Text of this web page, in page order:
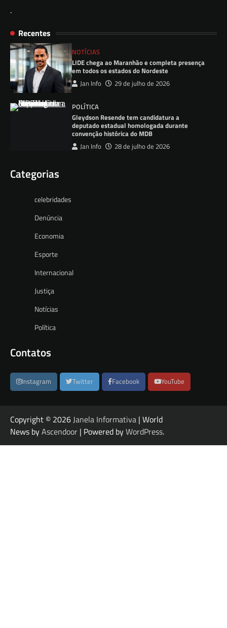
.
Recentes
NOTÍCIAS
LIDE chega ao Maranhão e completa presença
em todos os estados do Nordeste
Jan Info 29 de julho de 2026
POLÍTICA
Gleydson Resende tem candidatura a
deputado estadual homologada durante
convenção histórica do MDB
Jan Info 28 de julho de 2026
Categorias
celebridades
Denúncia
Economia
Esporte
Internacional
Justiça
Notícias
Política
Contatos
Instagram Twitter Facebook YouTube
Copyright © 2026Janela Informativa | World
News byAscendoor | Powered byWordPress.